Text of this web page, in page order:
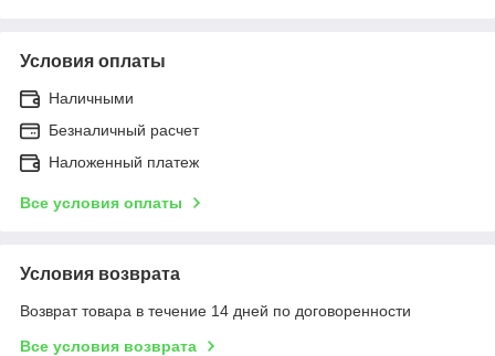
Условия оплаты
Наличными
Безналичный расчет
Наложенный платеж
Все условия оплаты
Условия возврата
Возврат товара в течение 14 дней по договоренности
Все условия возврата